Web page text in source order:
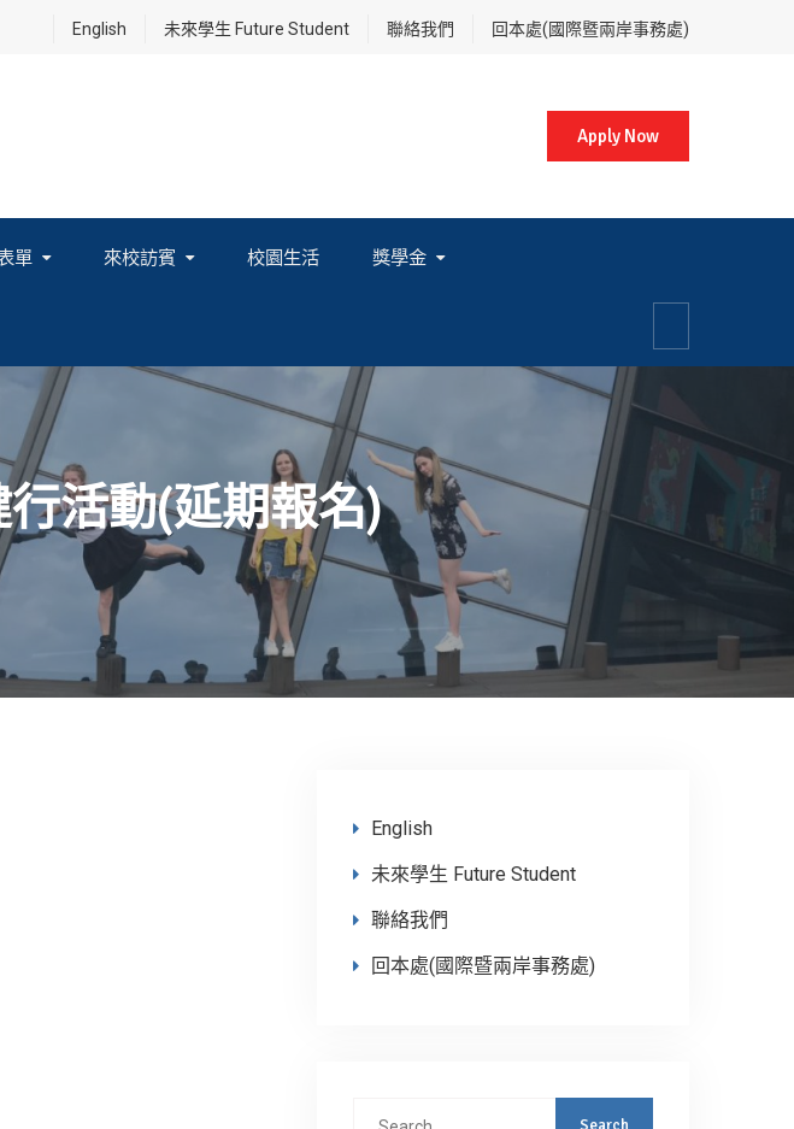
English 未來學生 Future Student 聯絡我們 回本處(國際暨兩岸事務處)
Apply Now
單 來校訪賓 校園生活 獎學金
活動(延期報名)
English
未來學生 Future Student
聯絡我們
回本處(國際暨兩岸事務處)
Search